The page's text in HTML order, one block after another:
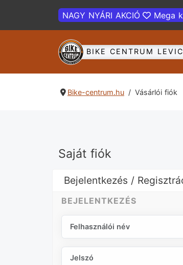
NAGY NYÁRI AKCIÓ Mega
BIKE CENTRUM
Bike-centrum.hu Vásárlói fiók
Saját fiók
Bejelentkezés /
BEJELENTKEZÉS
Felhasználói név